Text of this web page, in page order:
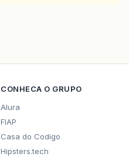
CONHECA O GRUPO
Alura
FIAP
Casa do Codigo
Hipsters.tech